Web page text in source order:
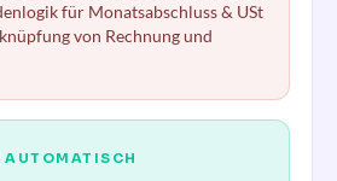
für Monatsabschluss & USt
von Rechnung und
AUTOMATISCH